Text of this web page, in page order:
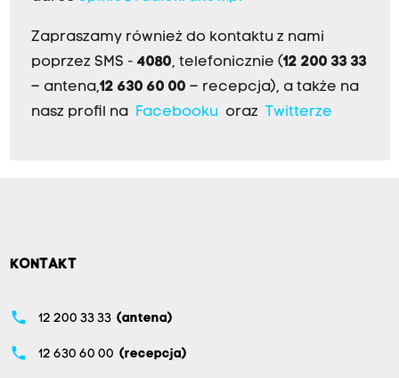
Zapraszamy również do kontaktu z nami
poprzez SMS - 4080, telefonicznie (12 200 33 33
– antena,12 630 60 00 – recepcja), a także na
nasz profil na
Facebookuoraz Twitterze
KONTAKT
phone 12 200 33 33 (antena)
phone 12 630 60 00 (recepcja)